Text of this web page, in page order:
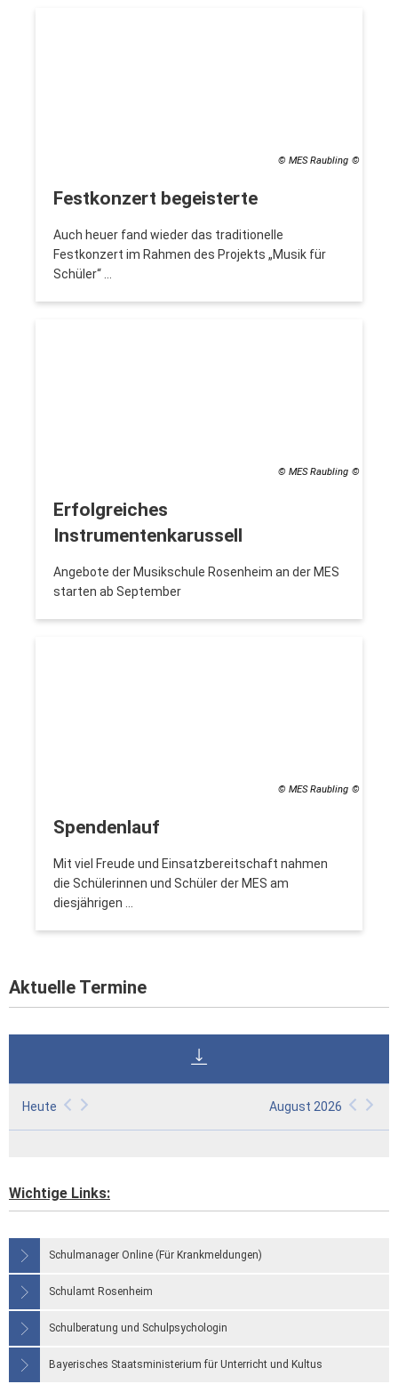
© MES Raubling
Festkonzert begeisterte
Auch heuer fand wieder das traditionelle
Festkonzert im Rahmen des Projekts „Musik für
Schüler“ …
© MES Raubling
Erfolgreiches
Instrumentenkarussell
Angebote der Musikschule Rosenheim an der MES
starten ab September
© MES Raubling
Spendenlauf
Mit viel Freude und Einsatzbereitschaft nahmen
die Schülerinnen und Schüler der MES am
diesjährigen …
Aktuelle Termine
Heute August 2026
Wichtige Links:
Schulmanager Online (Für Krankmeldungen)
Schulamt Rosenheim
Schulberatung und Schulpsychologin
Bayerisches Staatsministerium für Unterricht und Kultus